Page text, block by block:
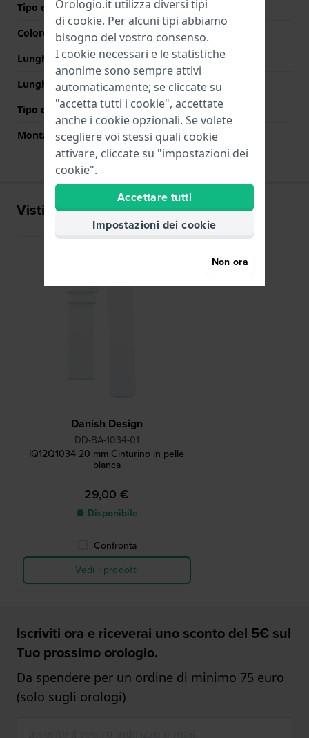
Tipo di chiusura
Fibbia
Colore Chiusura
Argento
Lunghezza Parte Superiore
80 mm
Lunghezza Parte Inferiore
120 mm
Tipo di montatura
Perni a molla
Montatura dritta
Si
Visti di recente
Danish Design
DD-BA-1034-01
IQ12Q1034 20 mm Cinturino in pelle
bianca
29,00 €
● Disponibile
Confronta
Vedi i prodotti
Iscriviti ora e riceverai uno sconto del 5€ sul
Tuo prossimo orologio.
Da spendere per un ordine di minimo 75 euro
(solo sugli orologi)
Orologio.it utilizza diversi tipi
di cookie. Per alcuni tipi abbiamo
bisogno del vostro consenso.
I cookie necessari e le statistiche
anonime sono sempre attivi
automaticamente; se cliccate su
"accetta tutti i cookie", accettate
anche i cookie opzionali. Se volete
scegliere voi stessi quali cookie
attivare, cliccate su "impostazioni dei
cookie".
Accettare tutti
Impostazioni dei cookie
Non ora